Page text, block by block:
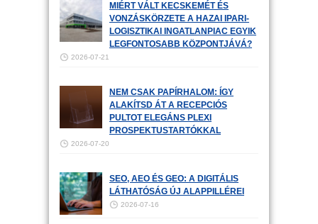
MIÉRT VÁLT KECSKEMÉT ÉS
VONZÁSKÖRZETE A HAZAI IPARI-
LOGISZTIKAI INGATLANPIAC EGYIK
LEGFONTOSABB KÖZPONTJÁVÁ?
2026-07-21
NEM CSAK PAPÍRHALOM: ÍGY
ALAKÍTSD ÁT A RECEPCIÓS
PULTOT ELEGÁNS PLEXI
PROSPEKTUSTARTÓKKAL
2026-07-20
SEO, AEO ÉS GEO: A DIGITÁLIS
LÁTHATÓSÁG ÚJ ALAPPILLÉREI
2026-07-16